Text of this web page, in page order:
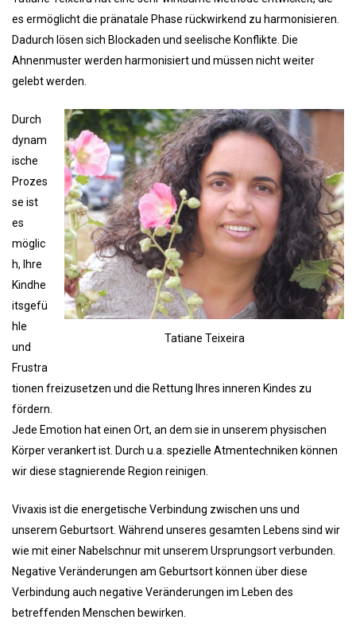
es ermöglicht die pränatale Phase rückwirkend zu harmonisieren.
Dadurch lösen sich Blockaden und seelische Konflikte. Die
Ahnenmuster werden harmonisiert und müssen nicht weiter
gelebt werden.
Tatiane Teixeira
Durch
dynam
ische
Prozes
se ist
es
möglic
h, Ihre
Kindhe
itsgefü
hle
und
Frustra
tionen freizusetzen und die Rettung Ihres inneren Kindes zu
fördern.
Jede Emotion hat einen Ort, an dem sie in unserem physischen
Körper verankert ist. Durch u.a. spezielle Atmentechniken können
wir diese stagnierende Region reinigen.
Vivaxis ist die energetische Verbindung zwischen uns und
unserem Geburtsort. Während unseres gesamten Lebens sind wir
wie mit einer Nabelschnur mit unserem Ursprungsort verbunden.
Negative Veränderungen am Geburtsort können über diese
Verbindung auch negative Veränderungen im Leben des
betreffenden Menschen bewirken.